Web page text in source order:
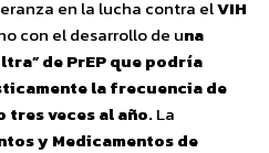
en la lucha contra elVIH
con el desarrollo de una
de PrEP que podría
la frecuencia de
veces al año.La
y Medicamentos de